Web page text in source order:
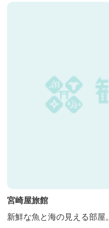
宮崎屋旅館
新鮮な魚と海の見える部屋。